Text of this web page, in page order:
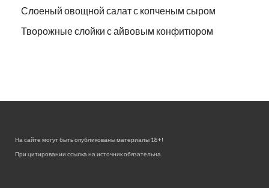
Слоеный овощной салат с копченым сыром
Творожные слойки с айвовым конфитюром
На сайте могут быть опубликованы материалы 18+!
При цитировании ссылка на источник обязательна.